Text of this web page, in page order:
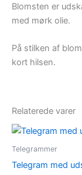
Blomsten er
med mørk olie.
På stilken af
kort hilsen.
Relaterede varer
Telegrammer
Telegram med